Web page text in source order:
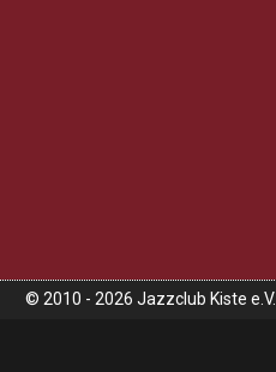
© 2010 - 2026 Jazzclub Kiste e.V.